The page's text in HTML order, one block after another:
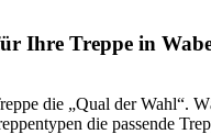
Ihre Treppe in
die „Qual der Wahl“.
die passende